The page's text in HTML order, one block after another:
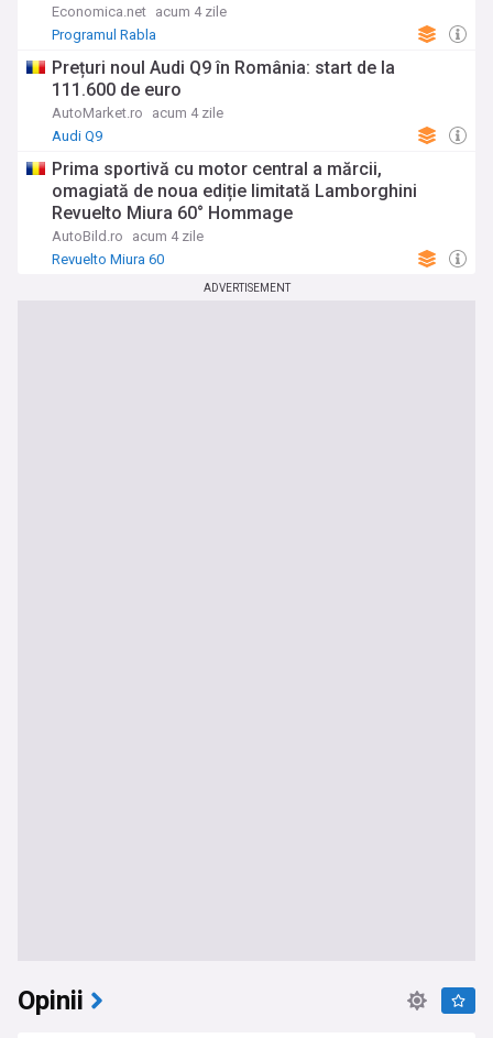
Economica.net acum 4 zile
Programul Rabla
Prețuri noul Audi Q9 în România: start de la
111.600 de euro
AutoMarket.ro
acum 4 zile
Audi Q9
Prima sportivă cu motor central a mărcii,
omagiată de noua ediție limitată Lamborghini
Revuelto Miura 60° Hommage
AutoBild.ro
acum 4 zile
Revuelto Miura 60
ADVERTISEMENT
Opinii